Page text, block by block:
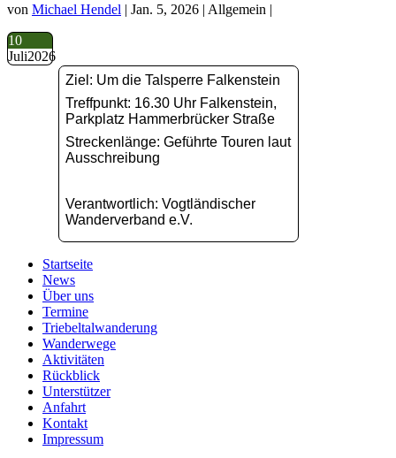
von Michael Hendel | Jan. 5, 2026 | Allgemein |
10
Juli2026
Ziel: Um die Talsperre Falkenstein
Treffpunkt: 16.30 Uhr Falkenstein,
Parkplatz Hammerbrücker Straße
Streckenlänge: Geführte Touren laut
Ausschreibung
Verantwortlich: Vogtländischer
Wanderverband e.V.
Startseite
News
Über uns
Termine
Triebeltalwanderung
Wanderwege
Aktivitäten
Rückblick
Unterstützer
Anfahrt
Kontakt
Impressum